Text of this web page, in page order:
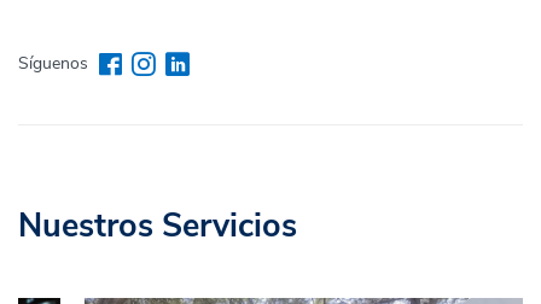
Síguenos
Nuestros Servicios